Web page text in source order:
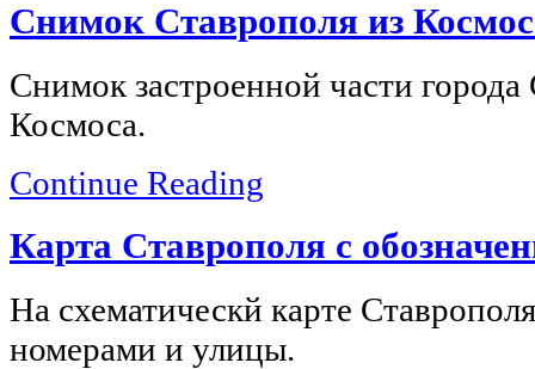
Снимок Ставрополя из
Снимок застроенной части города
Космоса.
Continue Reading
Карта Ставрополя с
На схематическй карте
номерами и улицы.